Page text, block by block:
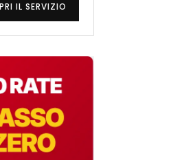
IL SERVIZIO